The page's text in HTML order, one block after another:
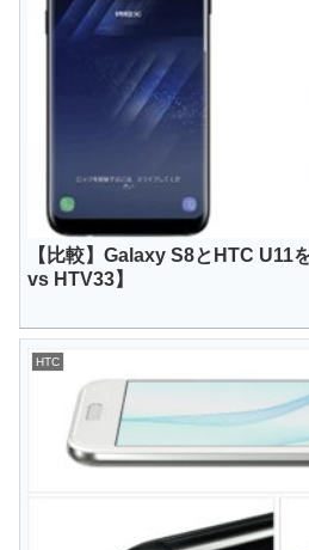
【比較】Galaxy S8とHTC U11
vs HTV33】
HTC